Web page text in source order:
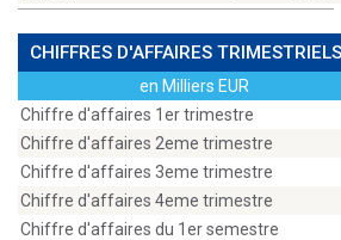
CHIFFRES D'AFFAIRES TRIMESTRIELS
en Milliers EUR
Chiffre d'affaires 1er trimestre
Chiffre d'affaires 2eme trimestre
Chiffre d'affaires 3eme trimestre
Chiffre d'affaires 4eme trimestre
Chiffre d'affaires du 1er semestre